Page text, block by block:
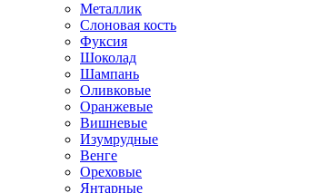
Металлик
Слоновая кость
Фуксия
Шоколад
Шампань
Оливковые
Оранжевые
Вишневые
Изумрудные
Венге
Ореховые
Янтарные